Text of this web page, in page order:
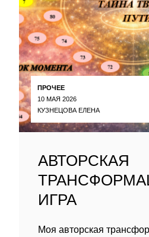
ПРОЧЕЕ
10 МАЯ 2026
КУЗНЕЦОВА ЕЛЕНА
АВТОРСКАЯ
ИГРА
Моя авторская